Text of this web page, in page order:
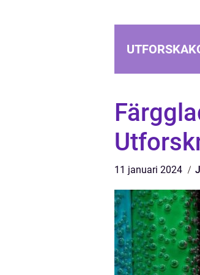
11 januari 2024